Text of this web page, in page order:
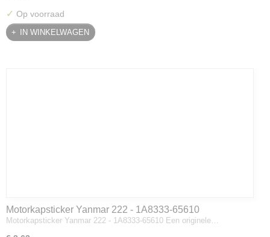
✓ Op voorraad
IN WINKELWAGEN
Motorkapsticker Yanmar 222 - 1A8333-65610
Motorkapsticker Yanmar 222 - 1A8333-65610 Een originele…